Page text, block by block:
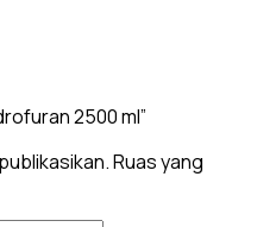
2500 ml”
Ruas yang